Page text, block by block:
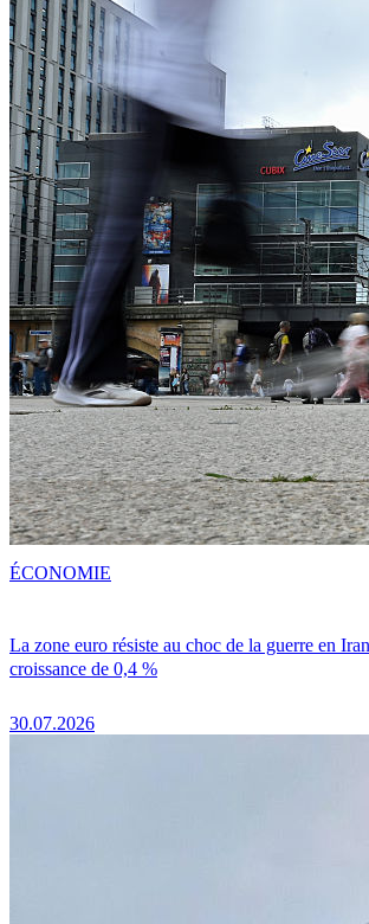
La zone euro résiste au choc de la guerre en
croissance de 0,4 %
30.07.2026
ÉCONOMIE